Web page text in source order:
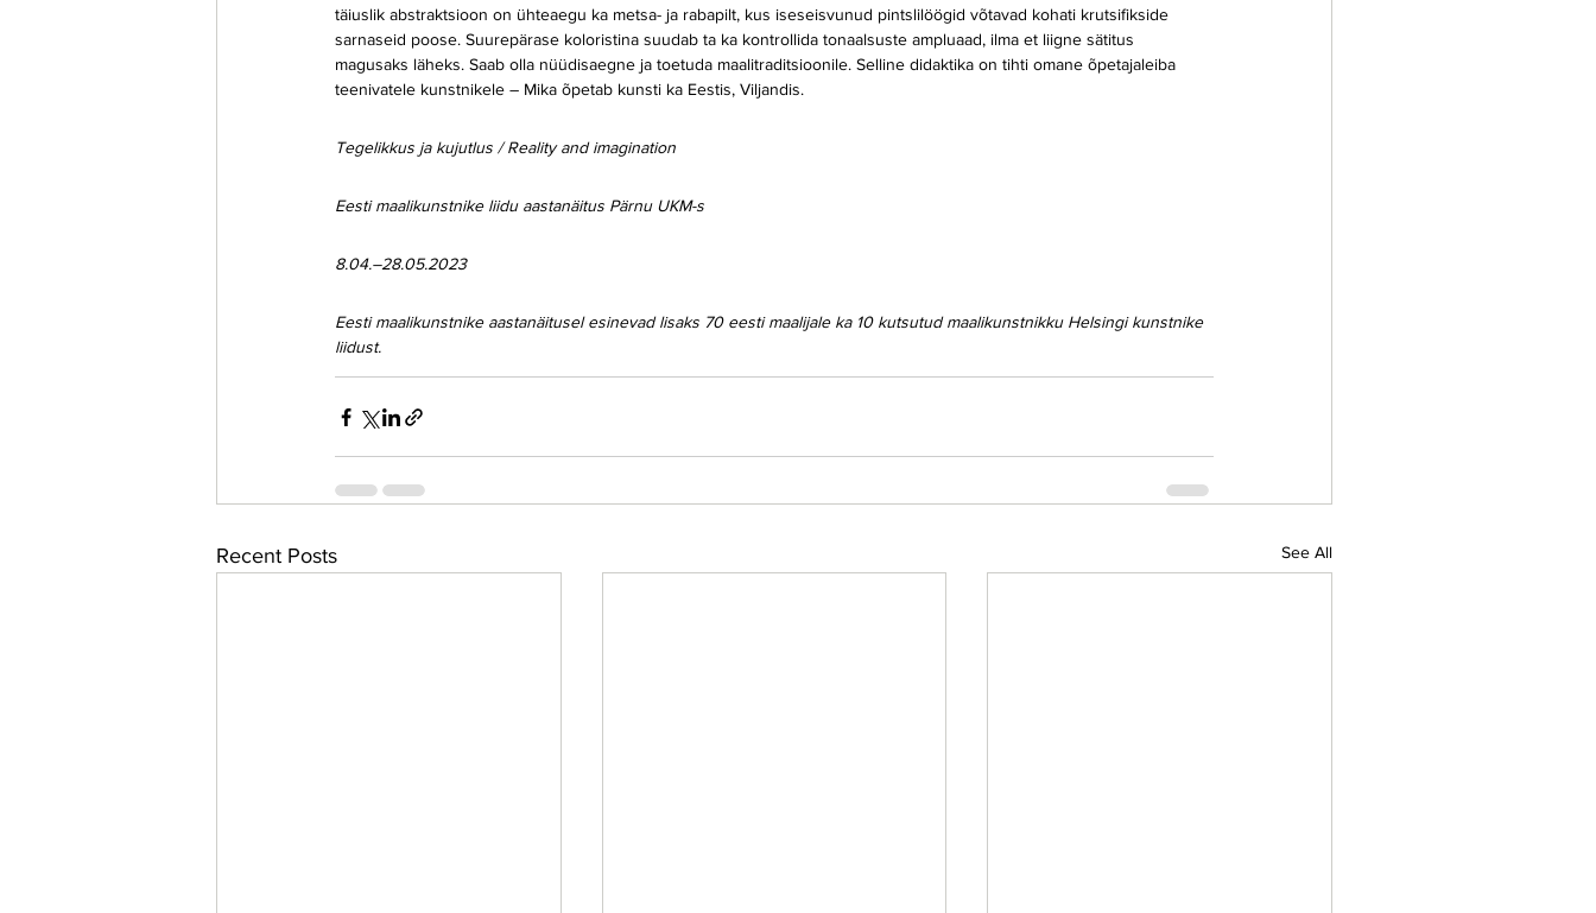
täiuslik abstraktsioon on ühteaegu ka metsa- ja rabapilt, kus iseseisvunud pintslilöögid võtavad kohati krutsifikside
sarnaseid poose. Suurepärase koloristina suudab ta ka kontrollida tonaalsuste ampluaad, ilma et liigne sätitus
magusaks läheks. Saab olla nüüdisaegne ja toetuda maalitraditsioonile. Selline didaktika on tihti omane õpetajaleiba
teenivatele kunstnikele – Mika õpetab kunsti ka Eestis, Viljandis.
Tegelikkus ja kujutlus / Reality and imagination
Eesti maalikunstnike liidu aastanäitus Pärnu UKM-s
8.04.–28.05.2023
Eesti maalikunstnike aastanäitusel esinevad lisaks 70 eesti maalijale ka 10 kutsutud maalikunstnikku Helsingi kunstnike
liidust.
Recent Posts See All